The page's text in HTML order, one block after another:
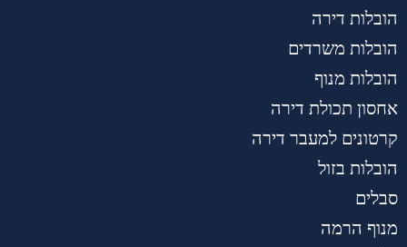
הובלות דירה
הובלות משרדים
הובלות מנוף
אחסון תכולת דירה
קרטונים למעבר דירה
הובלות בזול
סבלים
מנוף הרמה